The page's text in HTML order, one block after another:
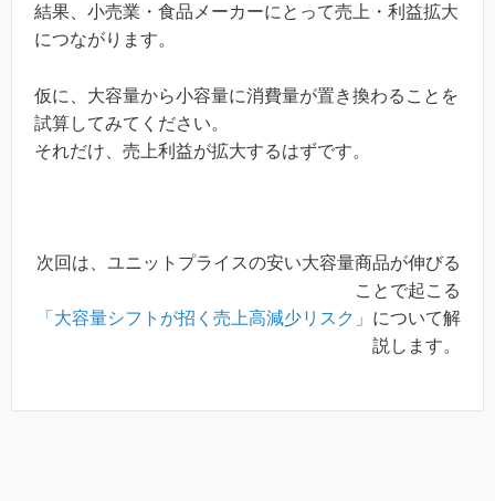
結果、小売業・食品メーカーにとって売上・利益拡大
につながります。
仮に、大容量から小容量に消費量が置き換わることを
試算してみてください。
それだけ、売上利益が拡大するはずです。
次回は、ユニットプライスの安い大容量商品が伸びる
ことで起こる
「大容量シフトが招く売上高減少リスク」 について解
説します。